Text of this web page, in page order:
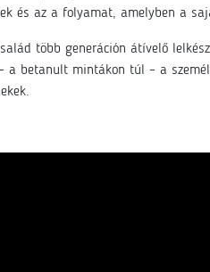
és az a folyamat, amelyben a
több generáción átívelő
betanult mintákon túl – a